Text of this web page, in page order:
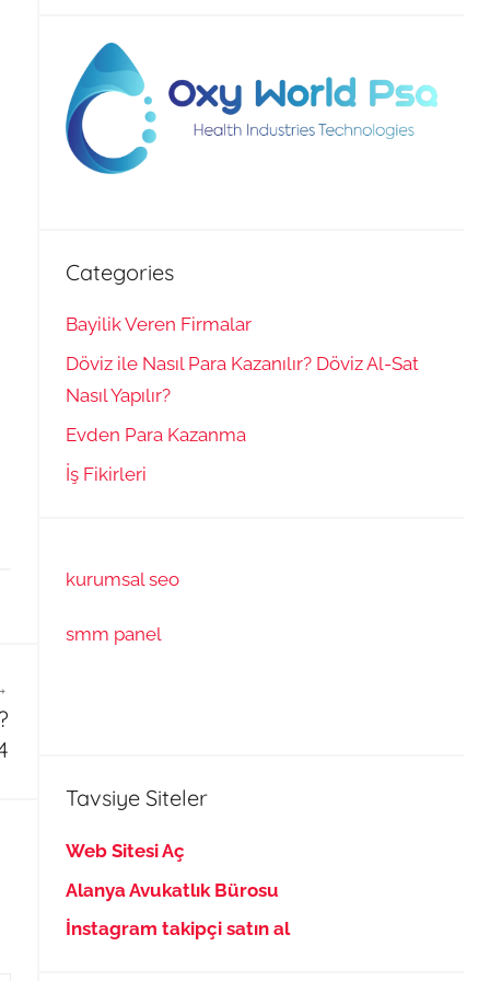
Categories
Bayilik Veren Firmalar
Döviz ile Nasıl Para Kazanılır? Döviz Al-Sat
Nasıl Yapılır?
Evden Para Kazanma
İş Fikirleri
kurumsal seo
smm panel
Tavsiye Siteler
Web Sitesi Aç
Alanya Avukatlık Bürosu
İnstagram takipçi satın al